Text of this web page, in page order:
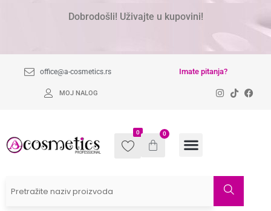
Dobrodošli! Uživajte u kupovini!
office@a-cosmetics.rs Imate pitanja?
MOJ NALOG
0 0